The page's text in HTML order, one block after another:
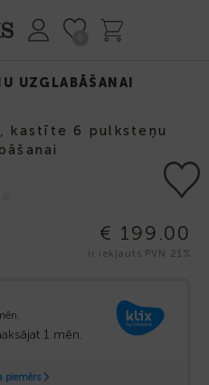
UZGLABĀŠANAI
kastīte 6 pulksteņu
€ 199.00
ir iekļauts PVN 21%